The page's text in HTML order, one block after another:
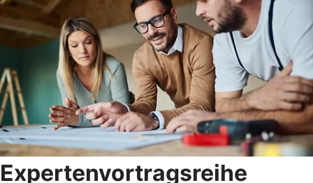
Expertenvortragsreihe